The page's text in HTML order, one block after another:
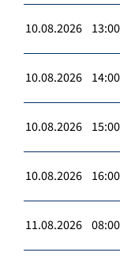
10.08.2026
10.08.2026
10.08.2026
10.08.2026
11.08.2026